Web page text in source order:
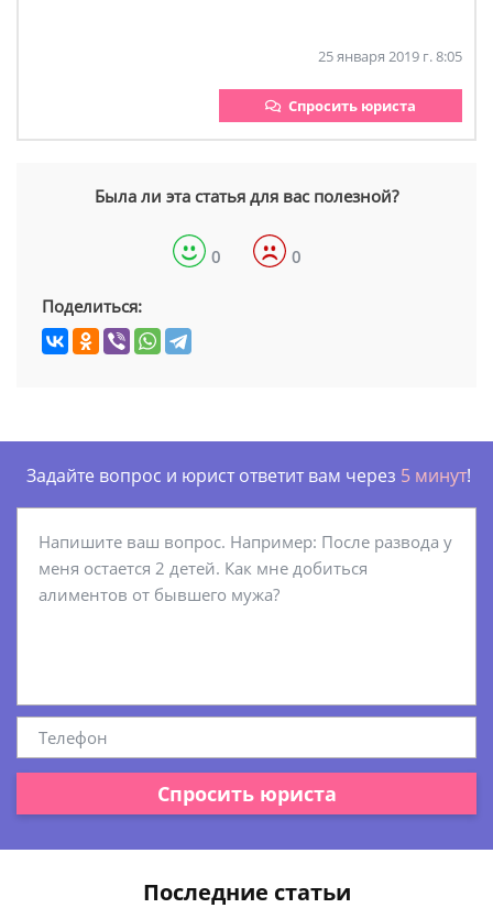
25 января 2019 г. 8:05
Спросить юриста
Была ли эта статья для вас полезной?
0 0
Поделиться:
Задайте вопрос и юрист ответит вам через 5 минут!
Спросить юриста
Последние статьи